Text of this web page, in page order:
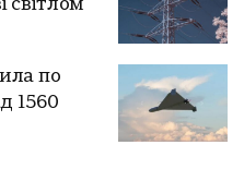
світлом
по
1560